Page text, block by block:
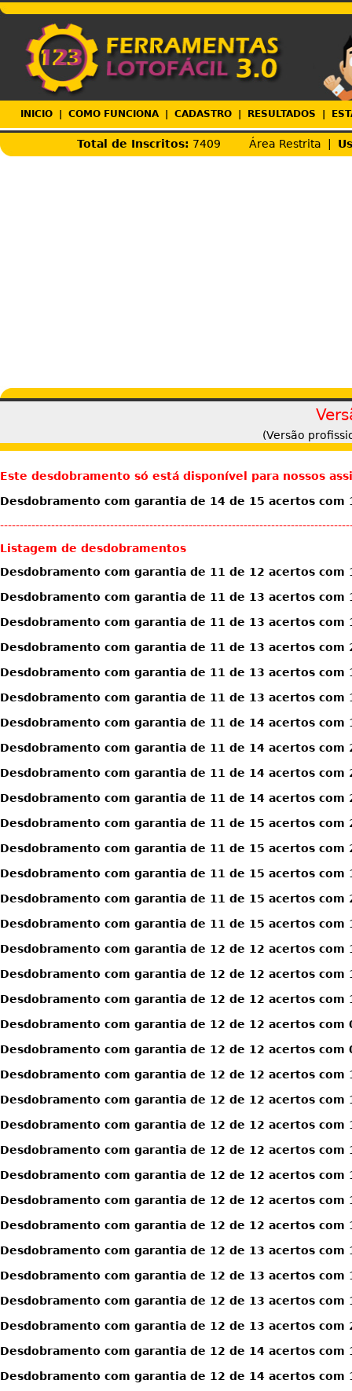
INICIO| COMO FUNCIONA| CADASTRO| RESULTADOS
Total de Inscritos: 7409 Área Restrita |
(Versão
Este desdobramento só está disponível para nossos
Desdobramento com garantia de 14 de 15 acertos com
Listagem de desdobramentos
Desdobramento com garantia de 11 de 12 acertos com
Desdobramento com garantia de 11 de 13 acertos com
Desdobramento com garantia de 11 de 13 acertos com
Desdobramento com garantia de 11 de 13 acertos com
Desdobramento com garantia de 11 de 13 acertos com
Desdobramento com garantia de 11 de 13 acertos com
Desdobramento com garantia de 11 de 14 acertos com
Desdobramento com garantia de 11 de 14 acertos com
Desdobramento com garantia de 11 de 14 acertos com
Desdobramento com garantia de 11 de 14 acertos com
Desdobramento com garantia de 11 de 15 acertos com
Desdobramento com garantia de 11 de 15 acertos com
Desdobramento com garantia de 11 de 15 acertos com
Desdobramento com garantia de 11 de 15 acertos com
Desdobramento com garantia de 11 de 15 acertos com
Desdobramento com garantia de 12 de 12 acertos com
Desdobramento com garantia de 12 de 12 acertos com
Desdobramento com garantia de 12 de 12 acertos com
Desdobramento com garantia de 12 de 12 acertos com
Desdobramento com garantia de 12 de 12 acertos com
Desdobramento com garantia de 12 de 12 acertos com
Desdobramento com garantia de 12 de 12 acertos com
Desdobramento com garantia de 12 de 12 acertos com
Desdobramento com garantia de 12 de 12 acertos com
Desdobramento com garantia de 12 de 12 acertos com
Desdobramento com garantia de 12 de 12 acertos com
Desdobramento com garantia de 12 de 12 acertos com
Desdobramento com garantia de 12 de 13 acertos com
Desdobramento com garantia de 12 de 13 acertos com
Desdobramento com garantia de 12 de 13 acertos com
Desdobramento com garantia de 12 de 13 acertos com
Desdobramento com garantia de 12 de 14 acertos com
Desdobramento com garantia de 12 de 14 acertos com